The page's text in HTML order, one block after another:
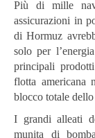
Più di mille
assicurazioni in
di Hormuz
solo per
principali
flotta americana
blocco totale
I grandi alleati
munita di